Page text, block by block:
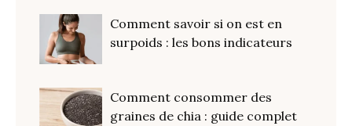
Comment savoir si on est en
surpoids : les bons indicateurs
Comment consommer des
graines de chia : guide complet